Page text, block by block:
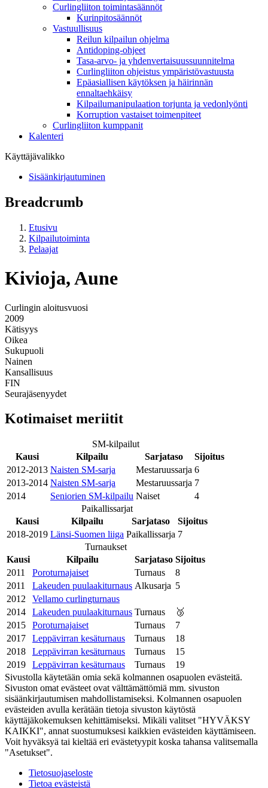
Curlingliiton toimintasäännöt
Kurinpitosäännöt
Vastuullisuus
Reilun kilpailun ohjelma
Antidoping-ohjeet
Tasa-arvo- ja yhdenvertaisuussuunnitelma
Curlingliiton ohjeistus ympäristövastuusta
Epäasiallisen käytöksen ja häirinnän
ennaltaehkäisy
Kilpailumanipulaation torjunta ja vedonlyönti
Korruption vastaiset toimenpiteet
Curlingliiton kumppanit
Kalenteri
Käyttäjävalikko
Sisäänkirjautuminen
Breadcrumb
Etusivu
Kilpailutoiminta
Pelaajat
Kivioja, Aune
Curlingin aloitusvuosi
2009
Kätisyys
Oikea
Sukupuoli
Nainen
Kansallisuus
FIN
Seurajäsenyydet
Kotimaiset meriitit
SM-kilpailut
Kausi
Kilpailu Sarjataso
Sijoitus
2012-2013 Naisten SM-sarja Mestaruussarja 6
2013-2014 Naisten SM-sarja Mestaruussarja 7
2014
Seniorien SM-kilpailu Naiset
4
Paikallissarjat
Kausi
Kilpailu Sarjataso
Sijoitus
2018-2019 Länsi-Suomen liiga Paikallissarja 7
Turnaukset
Kausi
Kilpailu Sarjataso Sijoitus
2011
Poroturnajaiset Turnaus
8
2011
Lakeuden puulaakiturnaus Alkusarja 5
2012
Vellamo curlingturnaus
2014
Lakeuden puulaakiturnaus Turnaus
🥉
2015
Poroturnajaiset Turnaus
7
2017
Leppävirran kesäturnaus Turnaus
18
2018
Leppävirran kesäturnaus Turnaus
15
2019
Leppävirran kesäturnaus Turnaus
19
Sivustolla käytetään omia sekä kolmannen osapuolen evästeitä.
Sivuston omat evästeet ovat välttämättömiä mm. sivuston
sisäänkirjautumisen mahdollistamiseksi. Kolmannen osapuolen
evästeiden avulla kerätään tietoja sivuston käytöstä
käyttäjäkokemuksen kehittämiseksi. Mikäli valitset "HYVÄKSY
KAIKKI", annat suostumuksesi kaikkien evästeiden käyttämiseen.
Voit hyväksyä tai kieltää eri evästetyypit koska tahansa valitsemalla
"Asetukset".
Tietosuojaseloste
Tietoa evästeistä